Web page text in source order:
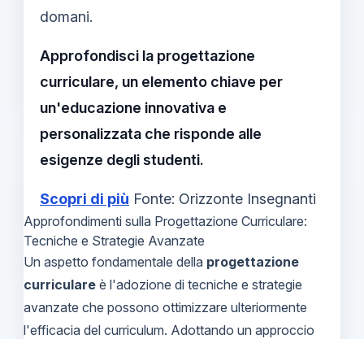
domani.
Approfondisci la progettazione
curriculare, un elemento chiave per
un'educazione innovativa e
personalizzata che risponde alle
esigenze degli studenti.
Scopri di più Fonte: Orizzonte Insegnanti
Approfondimenti sulla Progettazione Curriculare:
Tecniche e Strategie Avanzate
Un aspetto fondamentale della progettazione
curriculare è l'adozione di tecniche e strategie
avanzate che possono ottimizzare ulteriormente
l'efficacia del curriculum. Adottando un approccio